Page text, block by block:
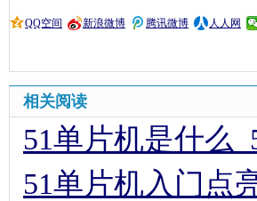
QQ空间 新浪微博 腾讯微博 人人网
相关阅读
51单片机是什么
51单片机入门点